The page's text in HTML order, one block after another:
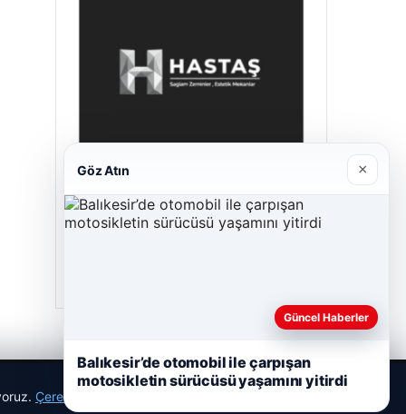
Hastaş Beton
Çerez Politikamız
Göz Atın ×
Güncel Haberler
Balıkesir’de otomobil ile çarpışan
motosikletin sürücüsü yaşamını yitirdi